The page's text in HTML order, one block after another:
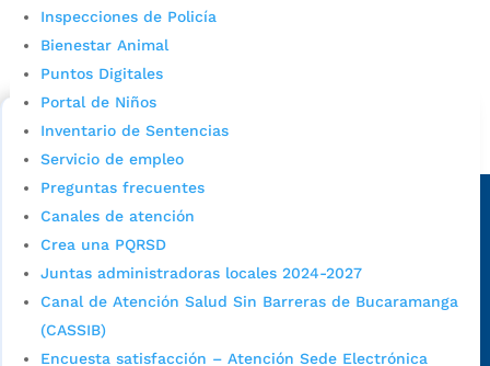
Inspecciones de Policía
Bienestar Animal
Puntos Digitales
Portal de Niños
Inventario de Sentencias
Servicio de empleo
Preguntas frecuentes
Canales de atención
Crea una PQRSD
Juntas administradoras locales 2024-2027
Canal de Atención Salud Sin Barreras de Bucaramanga
(CASSIB)
Encuesta satisfacción – Atención Sede Electrónica
Cupos Escolares Bucaramanga 2022
Consulta aqui los pasos para inscribirse y solicitar un
cupo escolar en los colegios oficiales de
Bucaramanga.
Alcaldía de Bucaramanga
Sede principal